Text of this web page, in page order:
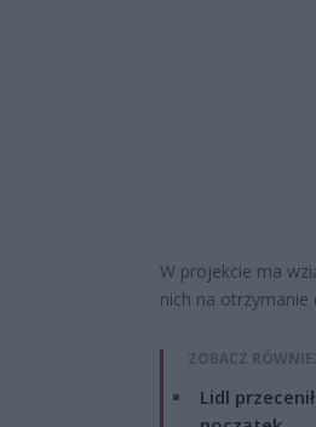
W projekcie ma
nich na
ZOBACZ
Lidl